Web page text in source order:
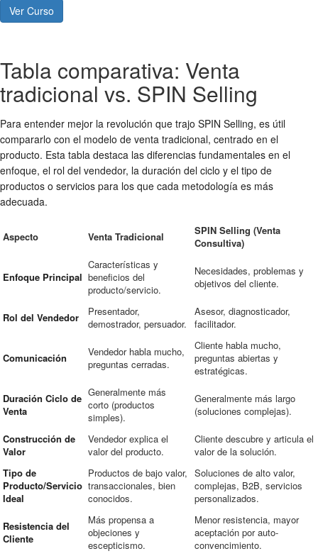
Ver Curso
Tabla comparativa: Venta
tradicional vs. SPIN Selling
Para entender mejor la revolución que trajo SPIN Selling, es útil
compararlo con el modelo de venta tradicional, centrado en el
producto. Esta tabla destaca las diferencias fundamentales en el
enfoque, el rol del vendedor, la duración del ciclo y el tipo de
productos o servicios para los que cada metodología es más
adecuada.
Aspecto Venta Tradicional
SPIN Selling (Venta
Consultiva)
Enfoque Principal
Características y
beneficios del
producto/servicio.
Necesidades, problemas y
objetivos del cliente.
Rol del Vendedor
Presentador,
demostrador, persuador.
Asesor, diagnosticador,
facilitador.
Comunicación
Vendedor habla mucho,
preguntas cerradas.
Cliente habla mucho,
preguntas abiertas y
estratégicas.
Duración Ciclo de
Venta
Generalmente más
corto (productos
simples).
Generalmente más largo
(soluciones complejas).
Construcción de
Valor
Vendedor explica el
valor del producto.
Cliente descubre y articula el
valor de la solución.
Tipo de
Producto/Servicio
Ideal
Productos de bajo valor,
transaccionales, bien
conocidos.
Soluciones de alto valor,
complejas, B2B, servicios
personalizados.
Resistencia del
Cliente
Más propensa a
objeciones y
escepticismo.
Menor resistencia, mayor
aceptación por auto-
convencimiento.